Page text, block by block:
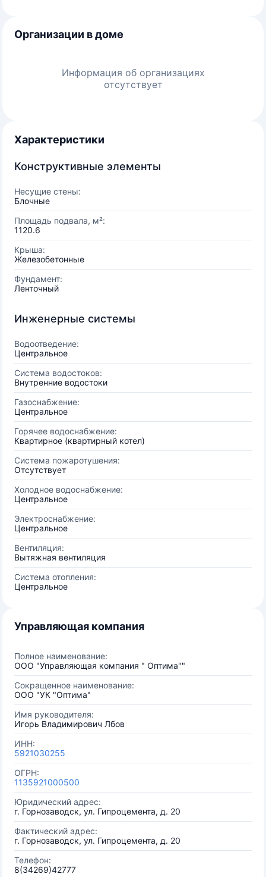
Организации в доме
Информация об организациях
отсутствует
Характеристики
Конструктивные элементы
Несущие стены:
Блочные
Площадь подвала, м²:
1120.6
Крыша:
Железобетонные
Фундамент:
Ленточный
Инженерные системы
Водоотведение:
Центральное
Система водостоков:
Внутренние водостоки
Газоснабжение:
Центральное
Горячее водоснабжение:
Квартирное (квартирный котел)
Система пожаротушения:
Отсутствует
Холодное водоснабжение:
Центральное
Электроснабжение:
Центральное
Вентиляция:
Вытяжная вентиляция
Система отопления:
Центральное
Управляющая компания
Полное наименование:
ООО "Управляющая компания " Оптима""
Сокращенное наименование:
ООО "УК "Оптима"
Имя руководителя:
Игорь Владимирович Лбов
ИНН:
5921030255
ОГРН:
1135921000500
Юридический адрес:
г. Горнозаводск, ул. Гипроцемента, д. 20
Фактический адрес:
г. Горнозаводск, ул. Гипроцемента, д. 20
Телефон:
8(34269)42777